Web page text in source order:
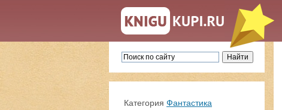
Категория Фантастика